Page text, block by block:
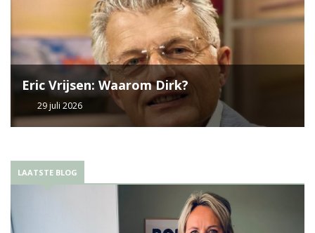
Eric Vrijsen: Waarom Dirk?
29 juli 2026
LAATSTE BLOG